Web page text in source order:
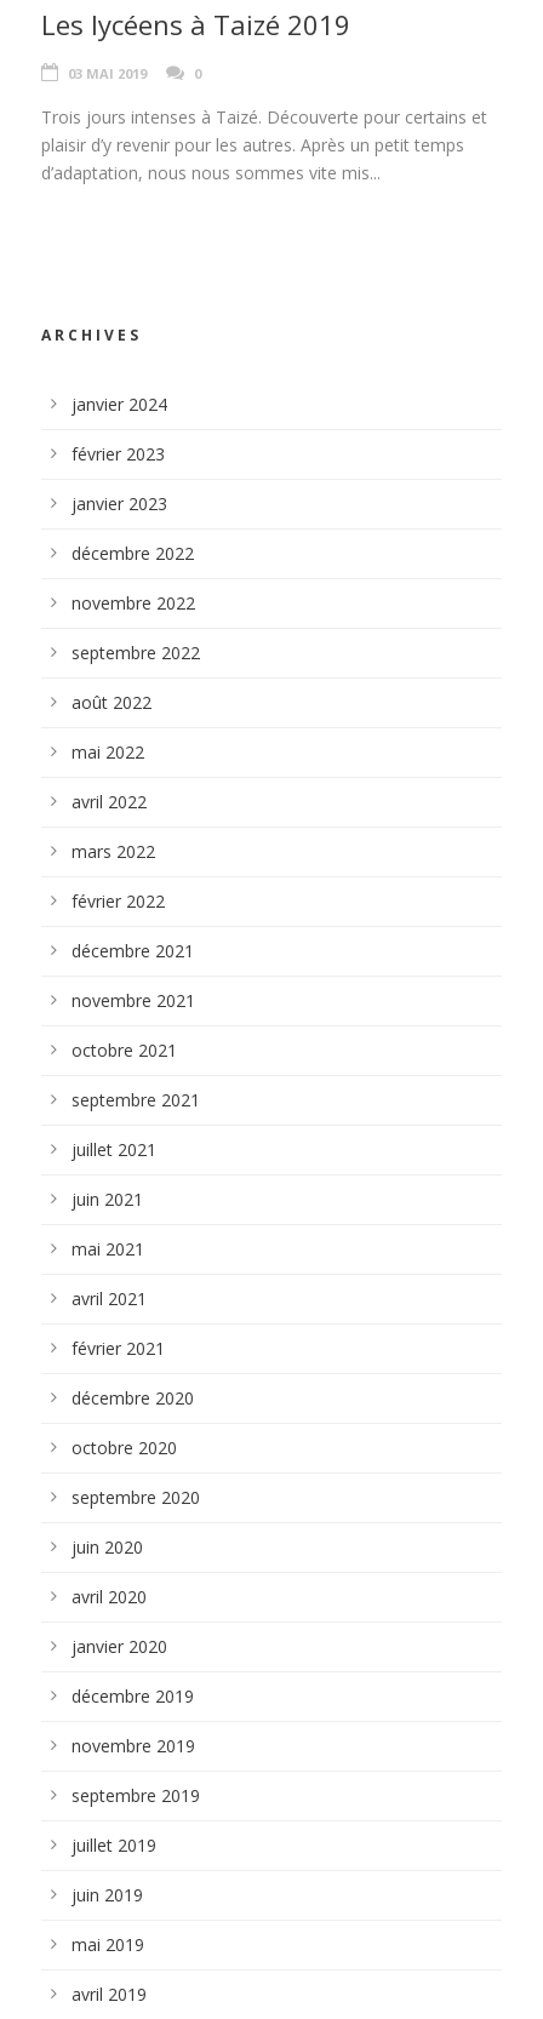
Les lycéens à Taizé 2019
03 MAI 2019 0
Trois jours intenses à Taizé. Découverte pour certains et
plaisir d’y revenir pour les autres. Après un petit temps
d’adaptation, nous nous sommes vite mis...
ARCHIVES
janvier 2024
février 2023
janvier 2023
décembre 2022
novembre 2022
septembre 2022
août 2022
mai 2022
avril 2022
mars 2022
février 2022
décembre 2021
novembre 2021
octobre 2021
septembre 2021
juillet 2021
juin 2021
mai 2021
avril 2021
février 2021
décembre 2020
octobre 2020
septembre 2020
juin 2020
avril 2020
janvier 2020
décembre 2019
novembre 2019
septembre 2019
juillet 2019
juin 2019
mai 2019
avril 2019